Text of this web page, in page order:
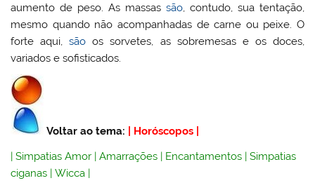
aumento de peso. As massas são, contudo, sua tentação,
mesmo quando não acompanhadas de carne ou peixe. O
forte aqui,são os sorvetes, as sobremesas e os doces,
variados e sofisticados.
Voltar ao tema: Horóscopos
|Simpatias Amor |Amarrações | Encantamentos |Simpatias
ciganas |Wicca |